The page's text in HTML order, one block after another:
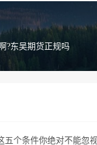
?东吴期货正规吗
五个条件你绝对不能忽视